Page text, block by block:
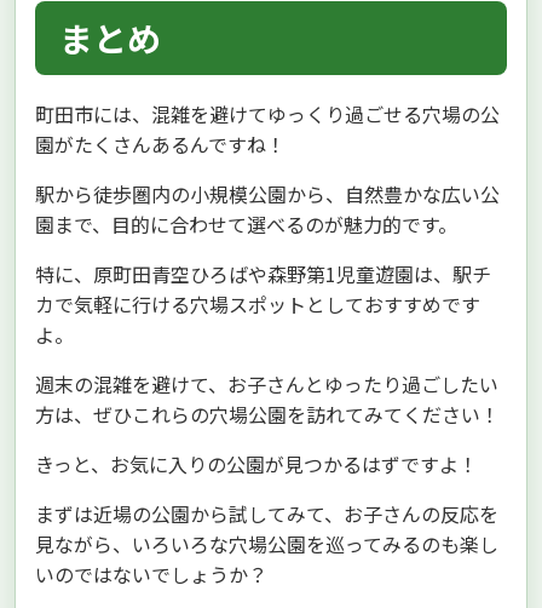
まとめ
町田市には、混雑を避けてゆっくり過ごせる穴場の公
園がたくさんあるんですね！
駅から徒歩圏内の小規模公園から、自然豊かな広い公
園まで、目的に合わせて選べるのが魅力的です。
特に、原町田青空ひろばや森野第1児童遊園は、駅チ
カで気軽に行ける穴場スポットとしておすすめです
よ。
週末の混雑を避けて、お子さんとゆったり過ごしたい
方は、ぜひこれらの穴場公園を訪れてみてください！
きっと、お気に入りの公園が見つかるはずですよ！
まずは近場の公園から試してみて、お子さんの反応を
見ながら、いろいろな穴場公園を巡ってみるのも楽し
いのではないでしょうか？